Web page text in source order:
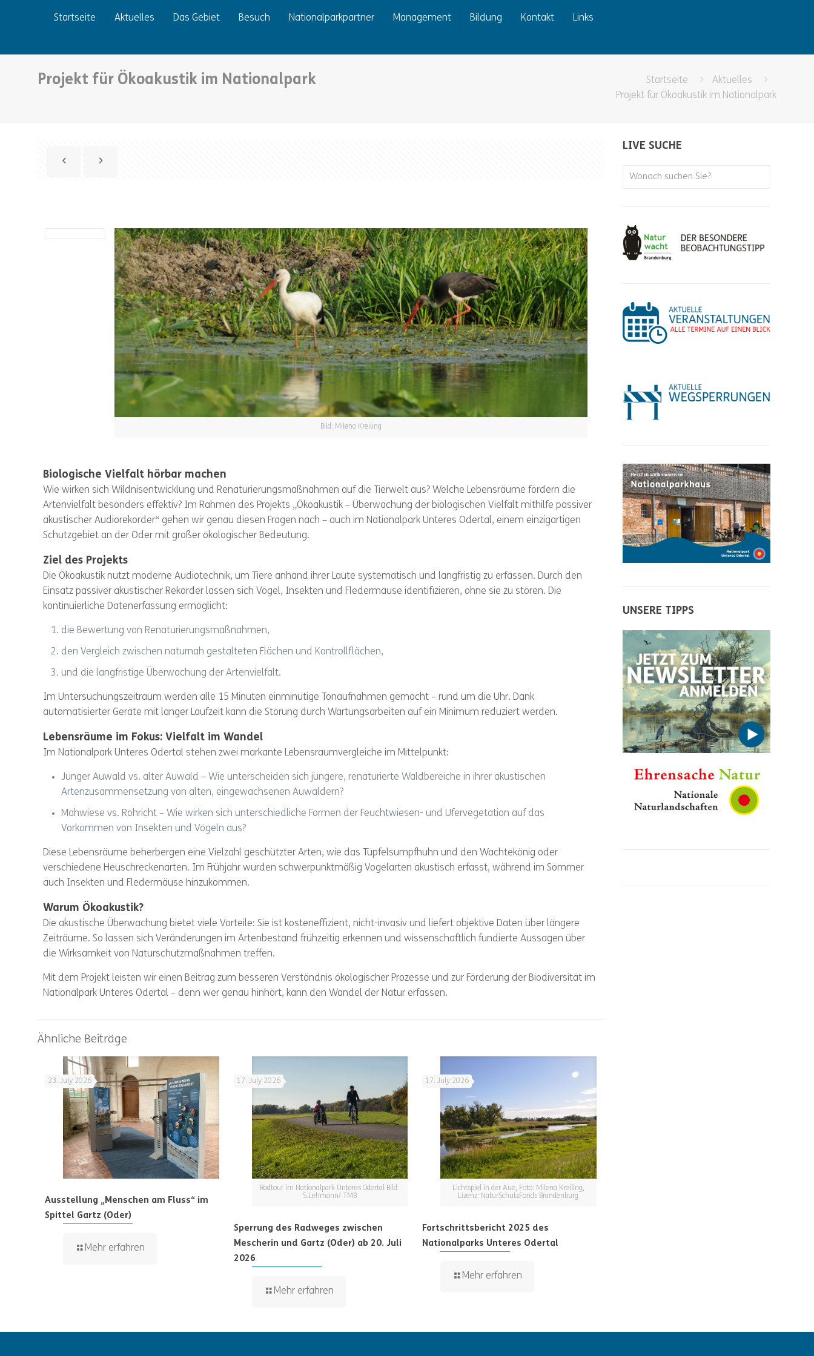
Startseite Aktuelles Das Gebiet Besuch Nationalparkpartner Management Bildung Kontakt Links
Projekt für Ökoakustik im Nationalpark Startseite
Aktuelles
Projekt für Ökoakustik im Nationalpark
Bild: Milena Kreiling
Biologische Vielfalt hörbar machen
Wie wirken sich Wildnisentwicklung und Renaturierungsmaßnahmen auf die Tierwelt aus? Welche Lebensräume fördern die
Artenvielfalt besonders effektiv? Im Rahmen des Projekts „Ökoakustik – Überwachung der biologischen Vielfalt mithilfe passiver
akustischer Audiorekorder“ gehen wir genau diesen Fragen nach – auch im Nationalpark Unteres Odertal, einem einzigartigen
Schutzgebiet an der Oder mit großer ökologischer Bedeutung.
Ziel des Projekts
Die Ökoakustik nutzt moderne Audiotechnik, um Tiere anhand ihrer Laute systematisch und langfristig zu erfassen. Durch den
Einsatz passiver akustischer Rekorder lassen sich Vögel, Insekten und Fledermäuse identifizieren, ohne sie zu stören. Die
kontinuierliche Datenerfassung ermöglicht:
die Bewertung von Renaturierungsmaßnahmen,
den Vergleich zwischen naturnah gestalteten Flächen und Kontrollflächen,
und die langfristige Überwachung der Artenvielfalt.
Im Untersuchungszeitraum werden alle 15 Minuten einminütige Tonaufnahmen gemacht – rund um die Uhr. Dank
automatisierter Geräte mit langer Laufzeit kann die Störung durch Wartungsarbeiten auf ein Minimum reduziert werden.
Lebensräume im Fokus: Vielfalt im Wandel
Im Nationalpark Unteres Odertal stehen zwei markante Lebensraumvergleiche im Mittelpunkt:
Junger Auwald vs. alter Auwald – Wie unterscheiden sich jüngere, renaturierte Waldbereiche in ihrer akustischen
Artenzusammensetzung von alten, eingewachsenen Auwäldern?
Mähwiese vs. Röhricht – Wie wirken sich unterschiedliche Formen der Feuchtwiesen- und Ufervegetation auf das
Vorkommen von Insekten und Vögeln aus?
Diese Lebensräume beherbergen eine Vielzahl geschützter Arten, wie das Tüpfelsumpfhuhn und den Wachtekönig oder
verschiedene Heuschreckenarten. Im Frühjahr wurden schwerpunktmäßig Vogelarten akustisch erfasst, während im Sommer
auch Insekten und Fledermäuse hinzukommen.
Warum Ökoakustik?
Die akustische Überwachung bietet viele Vorteile: Sie ist kosteneffizient, nicht-invasiv und liefert objektive Daten über längere
Zeiträume. So lassen sich Veränderungen im Artenbestand frühzeitig erkennen und wissenschaftlich fundierte Aussagen über
die Wirksamkeit von Naturschutzmaßnahmen treffen.
Mit dem Projekt leisten wir einen Beitrag zum besseren Verständnis ökologischer Prozesse und zur Förderung der Biodiversität im
Nationalpark Unteres Odertal – denn wer genau hinhört, kann den Wandel der Natur erfassen.
Ähnliche Beiträge
23. July 2026
Ausstellung „Menschen am Fluss“ im
Spittel Gartz (Oder)
Mehr erfahren
Radtour im Nationalpark Unteres Odertal Bild:
S.Lehmann/ TMB
17. July 2026
Sperrung des Radweges zwischen
Mescherin und Gartz (Oder) ab 20. Juli
2026
Mehr erfahren
Lichtspiel in der Aue, Foto: Milena Kreiling,
Lizenz: NaturSchutzFonds Brandenburg
17. July 2026
Fortschrittsbericht 2025 des
Nationalparks Unteres Odertal
Mehr erfahren
LIVE SUCHE
UNSERE TIPPS